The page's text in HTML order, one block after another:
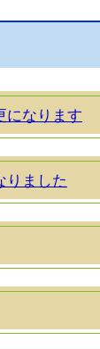
になります
りました